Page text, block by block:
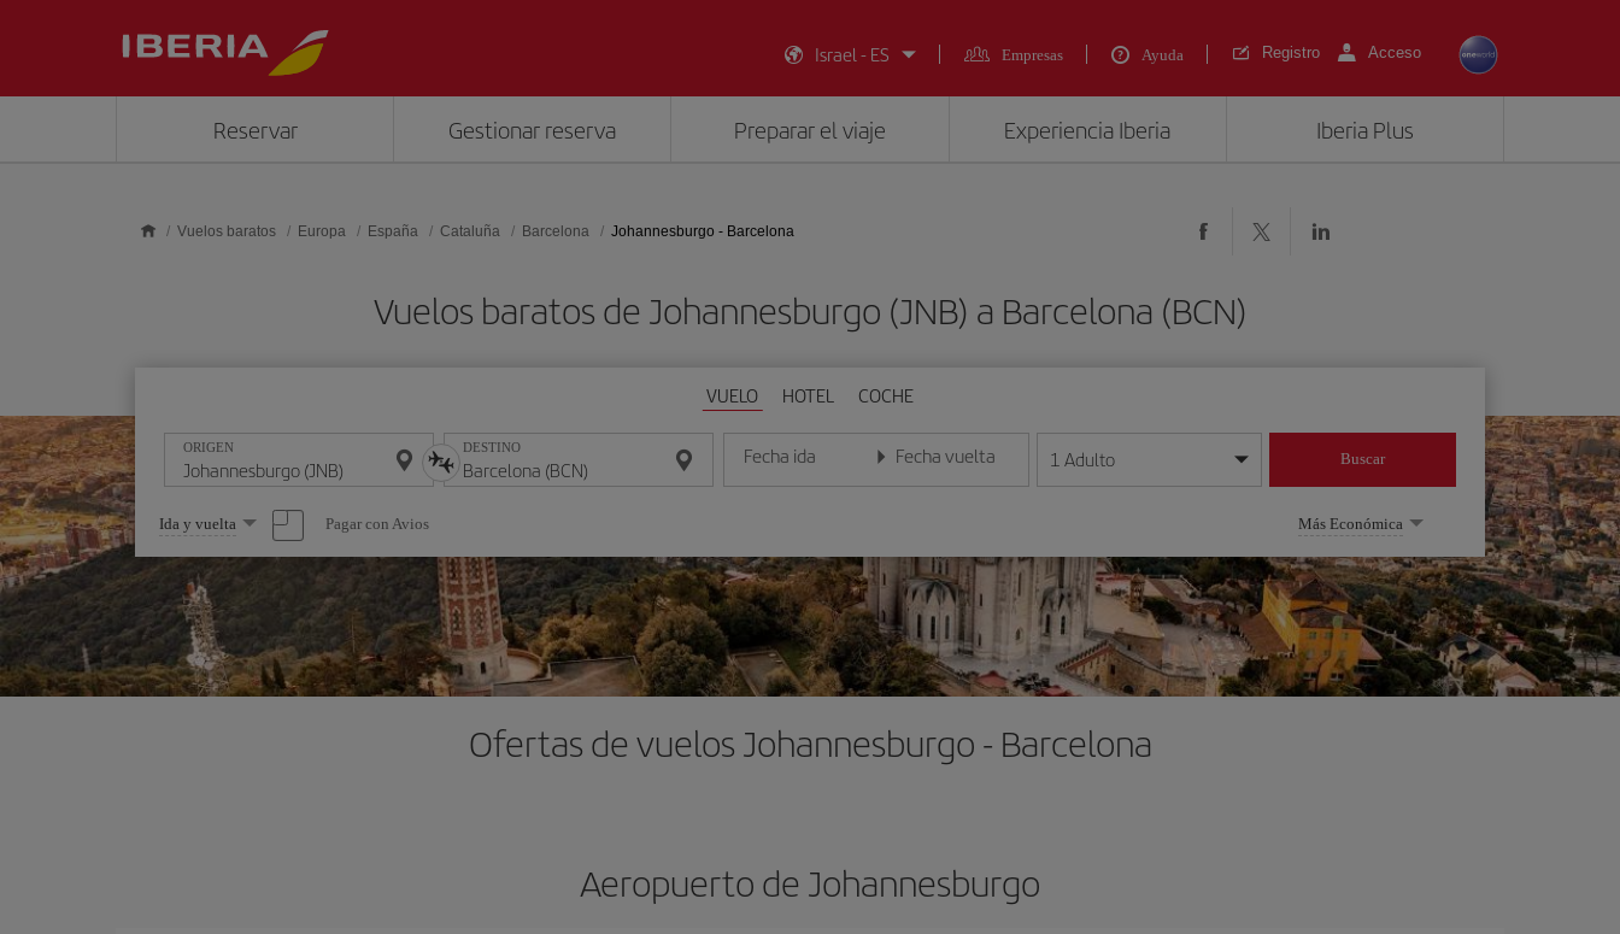
Israel - ES
Empresas Ayuda Registro Acceso
Reservar Gestionar reserva Preparar el viaje Experiencia Iberia Iberia Plus
Vuelos baratos Europa España Cataluña Barcelona Johannesburgo - Barcelona
Vuelos baratos de Johannesburgo (JNB) a Barcelona (BCN)
VUELO HOTEL COCHE
ORIGEN DESTINO Fecha ida
Introduce la fecha en formato día/mes/año
Fecha vuelta
Introduce la fecha en formato día/mes/año
1 Adulto Buscar
Seleccione
una
opción
Ida y vuelta Pagar con Avios Más Económica
Ofertas de vuelos Johannesburgo - Barcelona
Aeropuerto de Johannesburgo